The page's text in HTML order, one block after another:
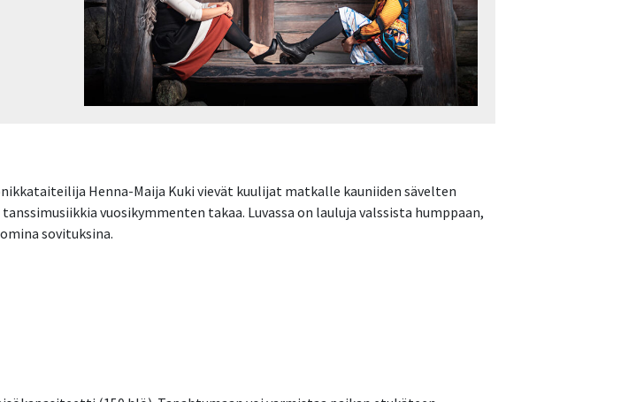
Henna-Maija Kuki vievät kuulijat matkalle kauniiden sävelten
vuosikymmenten takaa. Luvassa on lauluja valssista humppaan,
sovituksina.